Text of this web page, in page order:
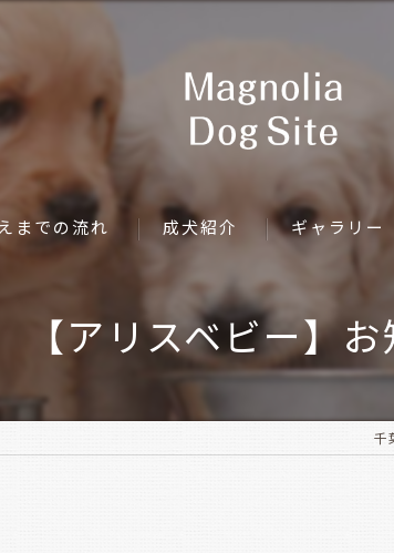
までの流れ 成犬紹介 ギャラリー
【アリスベビー】
千